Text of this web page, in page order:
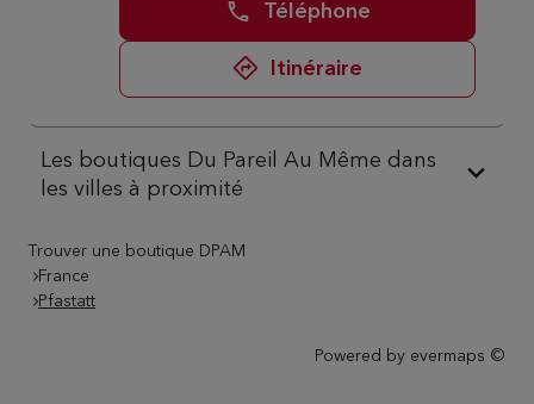
Téléphone
Itinéraire
Les boutiques Du Pareil Au Même dans
les villes à proximité
Trouver une boutique DPAM
France
Pfastatt
Powered by evermaps ©